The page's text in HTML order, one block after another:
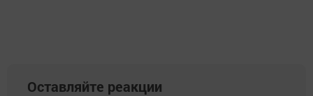
Оставляйте реакции